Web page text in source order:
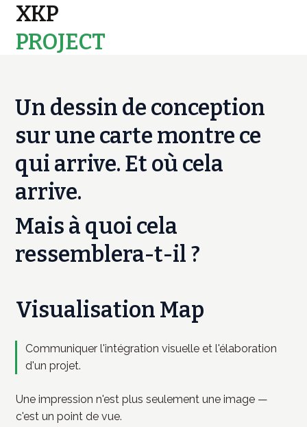
XKP
PROJECT
Un dessin de conception
sur une carte montre ce
qui arrive. Et où cela
arrive.
Mais à quoi cela
ressemblera-t-il ?
Visualisation Map
Communiquer l'intégration visuelle et l'élaboration
d'un projet.
Une impression n'est plus seulement une image —
c'est un point de vue.